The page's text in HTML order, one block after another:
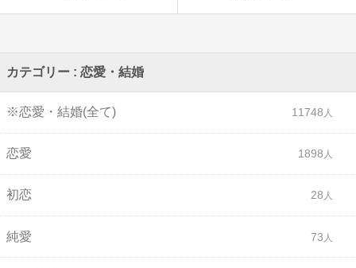
カテゴリー : 恋愛・結婚
※恋愛・結婚(全て) 11748
恋愛 1898
初恋 28
純愛 73